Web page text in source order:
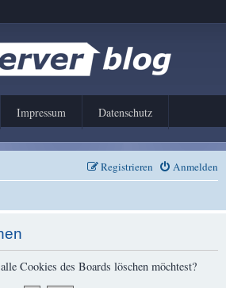
Impressum Datenschutz
Anmelden
Registrieren
Cookies des Boards löschen möchtest?